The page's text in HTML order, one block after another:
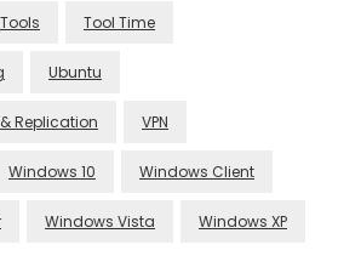
Tools Tool Time
Ubuntu
Replication VPN
Windows 10 Windows Client
Windows Vista Windows XP